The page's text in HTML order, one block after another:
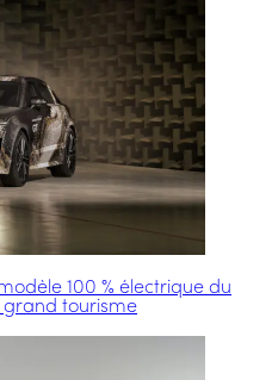
100 % électrique du
grand tourisme